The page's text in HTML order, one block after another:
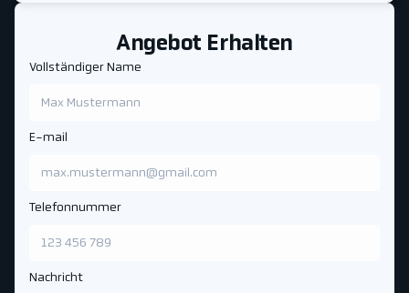
Angebot Erhalten
Vollständiger Name
E-mail
Telefonnummer
Nachricht